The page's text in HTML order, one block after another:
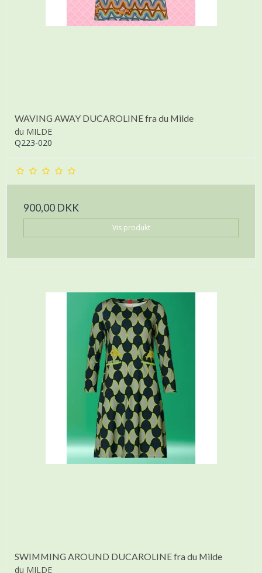
WAVING AWAY DUCAROLINE fra du Milde
du MILDE
Q223-020
900,00 DKK
Vis produkt
SWIMMING AROUND DUCAROLINE fra du Milde
du MILDE